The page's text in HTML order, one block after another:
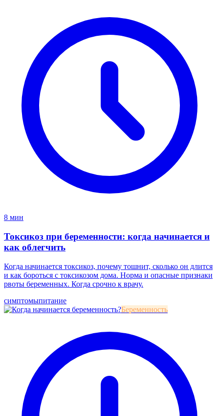
8 мин
Токсикоз при беременности: когда начинается и
как облегчить
Когда начинается токсикоз, почему тошнит, сколько он длится
и как бороться с токсикозом дома. Норма и опасные признаки
рвоты беременных. Когда срочно к врачу.
симптомыпитание
Беременность